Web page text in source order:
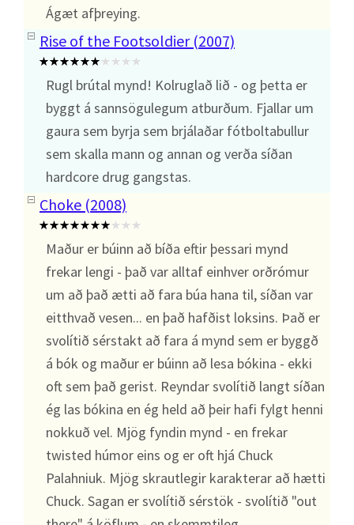
Ágæt afþreying.
Rise of the Footsoldier (2007)
Rugl brútal mynd! Kolruglað lið - og þetta er
byggt á sannsögulegum atburðum. Fjallar um
gaura sem byrja sem brjálaðar fótboltabullur
sem skalla mann og annan og verða síðan
hardcore drug gangstas.
Choke (2008)
Maður er búinn að bíða eftir þessari mynd
frekar lengi - það var alltaf einhver orðrómur
um að það ætti að fara búa hana til, síðan var
eitthvað vesen... en það hafðist loksins. Það er
svolítið sérstakt að fara á mynd sem er byggð
á bók og maður er búinn að lesa bókina - ekki
oft sem það gerist. Reyndar svolítið langt síðan
ég las bókina en ég held að þeir hafi fylgt henni
nokkuð vel. Mjög fyndin mynd - en frekar
twisted húmor eins og er oft hjá Chuck
Palahniuk. Mjög skrautlegir karakterar að hætti
Chuck. Sagan er svolítið sérstök - svolítið "out